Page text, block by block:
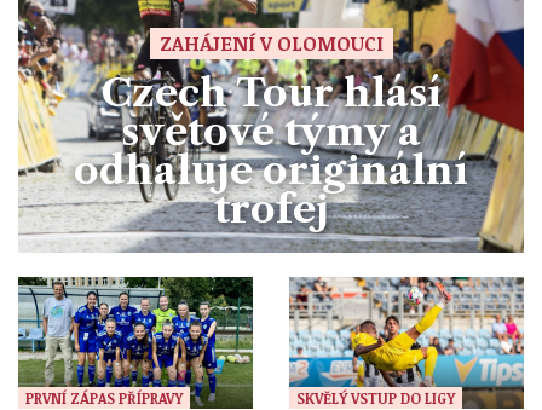
ZAHÁJENÍ V OLOMOUCI
Czech Tour hlásí
světové týmy a
odhaluje originální
trofej
PRVNÍ ZÁPAS PŘÍPRAVY SKVĚLÝ VSTUP DO LIGY